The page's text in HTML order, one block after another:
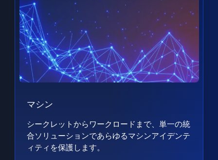
マシン
シークレットからワークロードまで、単一の統
合ソリューションであらゆるマシンアイデンテ
ィティを保護します。